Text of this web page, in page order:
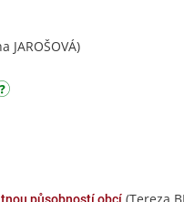
JAROŠOVÁ)
působností obcí (Tereza